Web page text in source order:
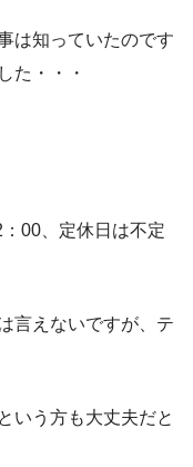
は知っていたのです
た・・・
00、定休日は不定
言えないですが、テ
いう方も大丈夫だと